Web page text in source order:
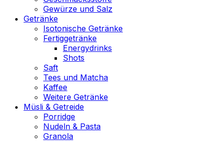
Gewürze und Salz
Getränke
Isotonische Getränke
Fertiggetränke
Energydrinks
Shots
Saft
Tees und Matcha
Kaffee
Weitere Getränke
Müsli & Getreide
Porridge
Nudeln & Pasta
Granola